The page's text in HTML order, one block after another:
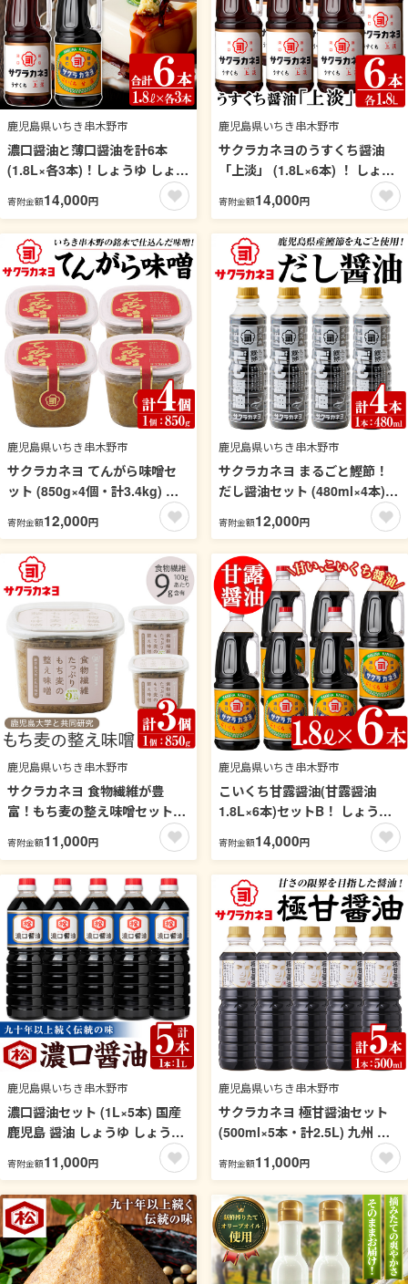
鹿児島県いちき串木野市
濃口醤油と薄口醤油を計6本
(1.8L×各3本)！しょうゆ しょう
油 鹿児島 こいくち 濃口 うすく
ち 薄口 甘露 あまい 調味料 老
舗 常温 保存 卵かけご飯 九州醤
油 サクラカネヨ【吉村醸造】
【00-002-05】
寄附金額14,000円
鹿児島県いちき串木野市
サクラカネヨのうすくち醤油
「上淡」 (1.8L×6本) ！ しょう
ゆ しょう油 鹿児島 薄口 調味料
老舗 常温 保存【吉村醸造】
【00-002-04】
寄附金額14,000円
鹿児島県いちき串木野市
サクラカネヨ てんがら味噌セ
ット (850g×4個・計3.4kg) 九
州 鹿児島 味噌 みそ 麦味噌 麦
みそ 調味料 味噌汁 豚汁【吉村
醸造】【00-002-20】
寄附金額12,000円
鹿児島県いちき串木野市
サクラカネヨ まるごと鰹節！
だし醤油セット (480ml×4本)
九州 鹿児島 醤油 しょう油 しょ
うゆ だし 出汁 つゆ 鰹節 調味
料 卵かけご飯 うどん 煮物 鍋
【吉村醸造】【00-002-18】
寄附金額12,000円
鹿児島県いちき串木野市
サクラカネヨ 食物繊維が豊
富！もち麦の整え味噌セット
(850g×3個・計2.55kg) 九州 鹿
児島 味噌 みそ 麦味噌 麦みそ
もち麦 調味料 食物繊維 腸活 菌
活【吉村醸造】【00-002-21】
寄附金額11,000円
鹿児島県いちき串木野市
こいくち甘露醤油(甘露醤油
1.8L×6本)セットB！ しょうゆ
しょう油 鹿児島 こいくち 濃口
甘露 あまい 調味料 老舗 常温
保存 卵かけご飯 サクラカネヨ
【吉村醸造】【00-002-01】
寄附金額14,000円
鹿児島県いちき串木野市
濃口醤油セット (1L×5本) 国産
鹿児島 醤油 しょうゆ しょう油
濃口 こいくち さしみ 刺身 てづ
くり 調味料 加工品 加工食品 卓
上 大豆 煮物 冷奴 照り焼き【松
藤味噌醤油醸造工場】【00-
128-03】
寄附金額11,000円
鹿児島県いちき串木野市
サクラカネヨ 極甘醤油セット
(500ml×5本・計2.5L) 九州 鹿
児島 醤油 しょう油 しょうゆ こ
いくち 濃口 調味料 煮物 きんぴ
ら すき焼き【吉村醸造】【00-
002-19】
寄附金額11,000円